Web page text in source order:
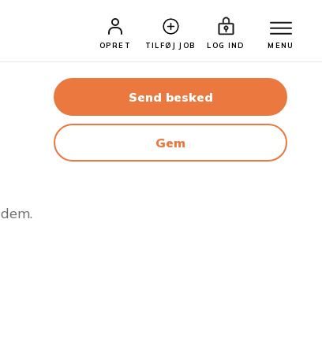
OPRET TILFØJ JOB LOG IND MENU
Send besked
Gem